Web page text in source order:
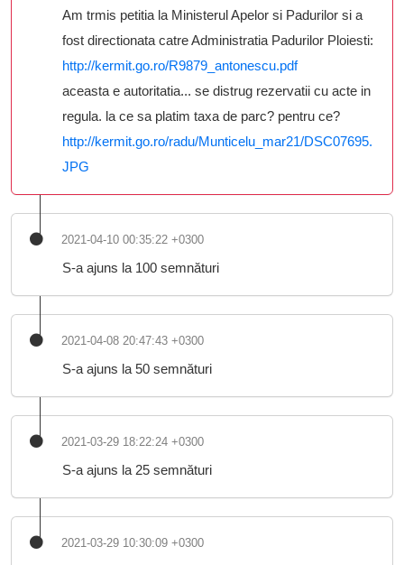
Am trmis petitia la Ministerul Apelor si Padurilor si a
fost directionata catre Administratia Padurilor Ploiesti:
http://kermit.go.ro/R9879_antonescu.pdf
aceasta e autoritatia... se distrug rezervatii cu acte in
regula. la ce sa platim taxa de parc? pentru ce?
http://kermit.go.ro/radu/Munticelu_mar21/DSC07695.
JPG
2021-04-10 00:35:22 +0300
S-a ajuns la 100 semnături
2021-04-08 20:47:43 +0300
S-a ajuns la 50 semnături
2021-03-29 18:22:24 +0300
S-a ajuns la 25 semnături
2021-03-29 10:30:09 +0300